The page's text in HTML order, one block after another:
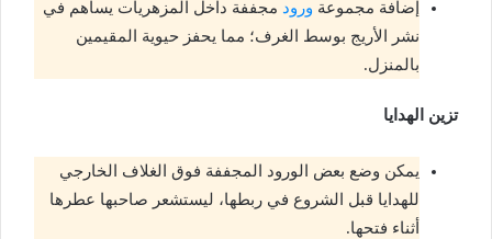
إضافة مجموعة ورود مجففة داخل المزهريات يساهم في
نشر الأريج بوسط الغرف؛ مما يحفز حيوية المقيمين
بالمنزل.
تزين الهدايا
يمكن وضع بعض الورود المجففة فوق الغلاف الخارجي
للهدايا قبل الشروع في ربطها، ليستشعر صاحبها عطرها
أثناء فتحها.